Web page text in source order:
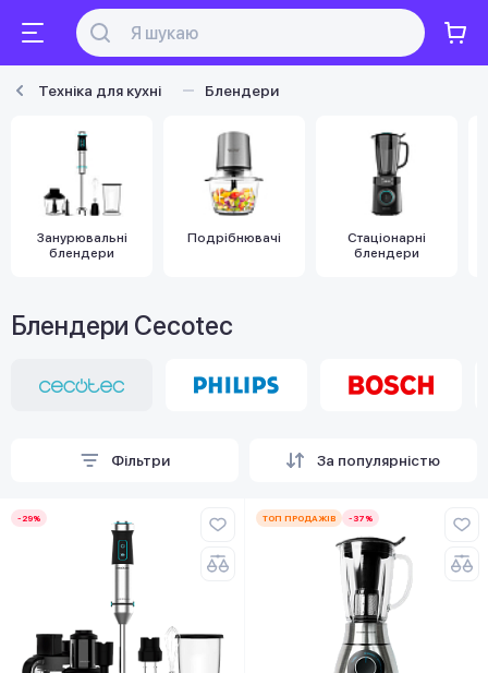
Техніка для кухні Блендери
Занурювальні
блендери
Подрібнювачі
Стаціонарні
блендери
Блендери Cecotec
Фільтри За популярністю
-29% ТОП ПРОДАЖІВ -37%